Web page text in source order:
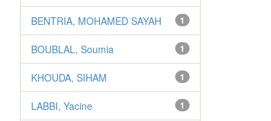
1
BENTRIA, MOHAMED SAYAH
1
BOUBLAL, Soumia
1
KHOUDA, SIHAM
1
LABBI, Yacine